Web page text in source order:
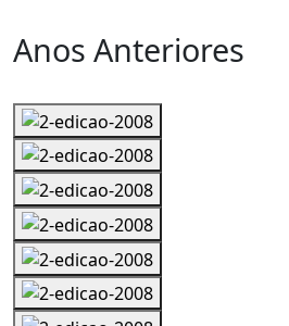
Anos Anteriores